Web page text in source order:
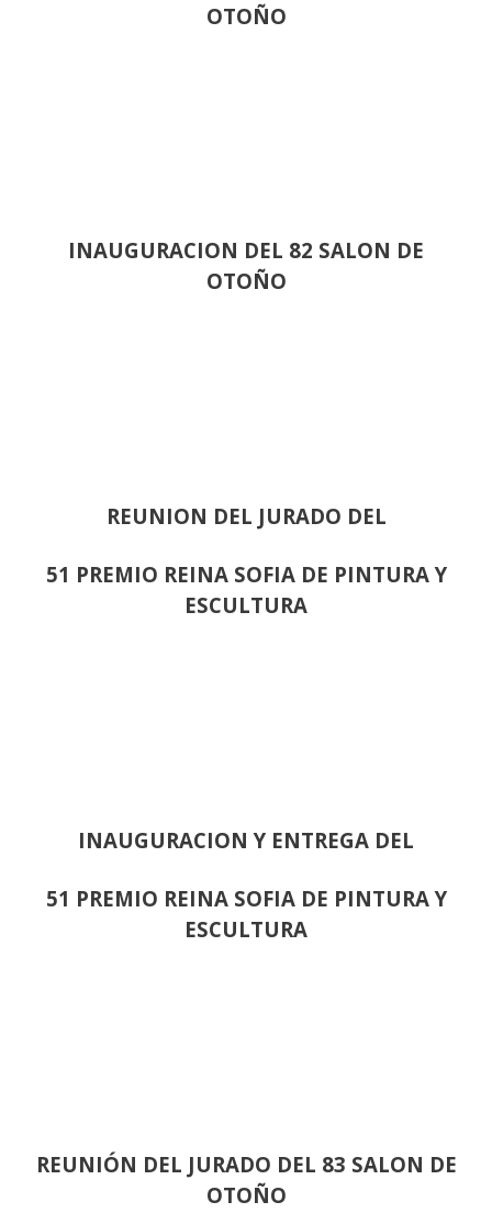
OTOÑO
INAUGURACION DEL 82 SALON DE
OTOÑO
REUNION DEL JURADO DEL
51 PREMIO REINA SOFIA DE PINTURA Y
ESCULTURA
INAUGURACION Y ENTREGA DEL
51 PREMIO REINA SOFIA DE PINTURA Y
ESCULTURA
REUNIÓN DEL JURADO DEL 83 SALON DE
OTOÑO